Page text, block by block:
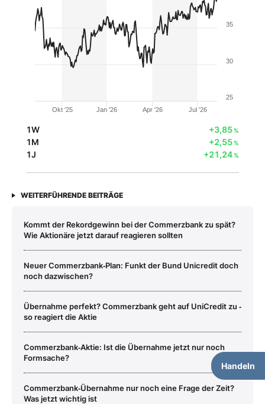
Handeln
Okt '25 Jan '26 Apr '26 Jul '26
25
30
35
1W +3,85%
1M +2,55%
1J +21,24%
WEITERFÜHRENDE BEITRÄGE
Kommt der Rekordgewinn bei der Commerzbank zu spät?
Wie Aktionäre jetzt darauf reagieren sollten
Neuer Commerzbank‑Plan: Funkt der Bund Unicredit doch
noch dazwischen?
Übernahme perfekt? Commerzbank geht auf UniCredit zu ‑
so reagiert die Aktie
Commerzbank‑Aktie: Ist die Übernahme jetzt nur noch
Formsache?
Commerzbank‑Übernahme nur noch eine Frage der Zeit?
Was jetzt wichtig ist